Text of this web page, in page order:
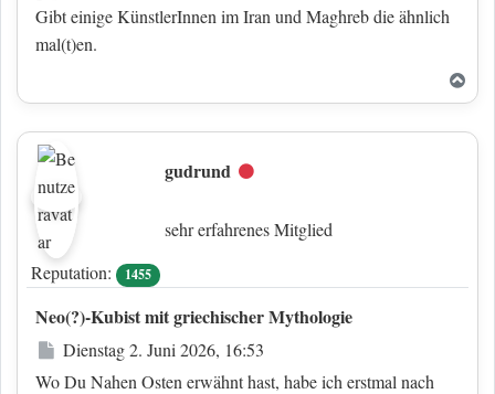
Gibt einige KünstlerInnen im Iran und Maghreb die ähnlich
mal(t)en.
gudrund Offline
sehr erfahrenes Mitglied
Reputation:
1455
Neo(?)-Kubist mit griechischer Mythologie
Beitrag
Dienstag 2. Juni 2026, 16:53
Wo Du Nahen Osten erwähnt hast, habe ich erstmal nach